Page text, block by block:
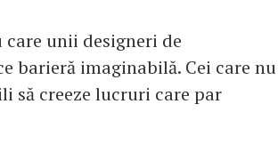
unii designeri de
barieră imaginabilă. Cei care nu
să creeze lucruri care par